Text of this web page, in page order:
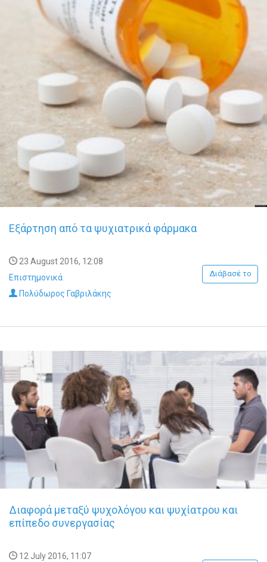
Εξάρτηση από τα ψυχιατρικά φάρμακα
23 August 2016, 12:08
Επιστημονικά
Πολύδωρος Γαβριλάκης
Διάβασέ το
Διαφορά μεταξύ ψυχολόγου και ψυχίατρου και
επίπεδο συνεργασίας
12 July 2016, 11:07